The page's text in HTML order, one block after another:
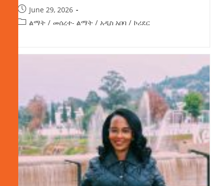
June 29, 2026
ልማት / መሰረተ- ልማት / አዲስ አበባ / ኮሪደር